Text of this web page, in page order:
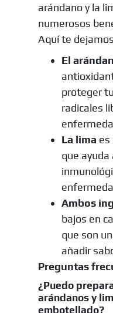
arándano y la
numerosos
Aquí te
El
proteger
radicales
La lima es
que
Ambos
bajos en
que son
añadir
Preguntas
¿Puedo
arándanos y
embotellado?